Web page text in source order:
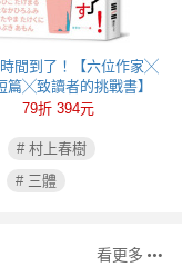
間到了！【六位作家╳
篇╳致讀者的挑戰書】
79折 394元
# 村上春樹
# 三體
看更多